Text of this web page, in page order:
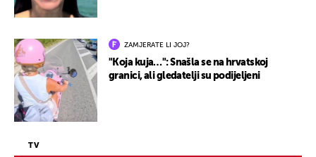
ZAMJERATE LI JOJ?
"Koja kuja…": Snašla se na hrvatskoj
granici, ali gledatelji su podijeljeni
TV